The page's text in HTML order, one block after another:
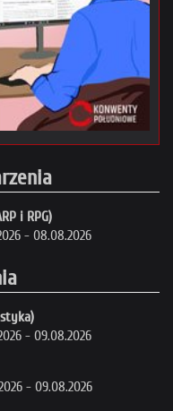
i RPG)
- 08.08.2026
- 09.08.2026
- 09.08.2026